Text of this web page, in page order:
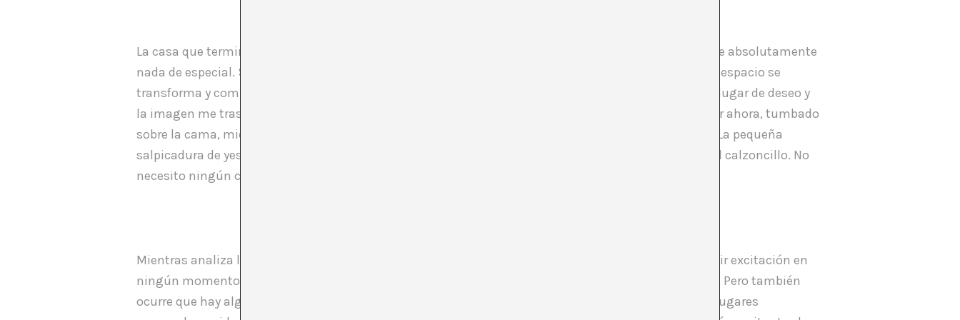
La casa que terminé comprando es una casa como otra cualquiera. Una vivienda anodina que no tiene absolutamente
nada de especial. Sin embargo, cuando enciendo la cámara del móvil y miro a través de la pantalla, el espacio se
transforma y comienza a vibrar con fuerza frente a mí. El granulado del vídeo lo convierte todo en un lugar de deseo y
la imagen me traslada a una dimensión diferente de aquella física que me rodea. Lo puedo comprobar ahora, tumbado
sobre la cama, mientras observo la pequeña imperfección sobre el marco de la puerta del dormitorio. La pequeña
salpicadura de yeso en la junta es una cicatriz que excita mi retina. Siento con fuerza la erección en el calzoncillo. No
necesito ningún cuerpo sobre mí.
Mientras analiza la serie
y trata de escribir un texto, el hombre no logra sentir excitación en
ningún momento. Por supuesto, tiene que ver con el tono desenfadado de todo lo que se muestra allí. Pero también
ocurre que hay algo en esos espacios oficialmente sensuales que le resulta refractario al placer. Son lugares